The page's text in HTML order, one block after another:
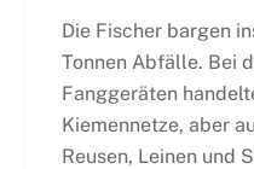
Die Fischer bargen
Tonnen Abfälle. Bei
Fanggeräten
Kiemennetze, aber
Reusen, Leinen und